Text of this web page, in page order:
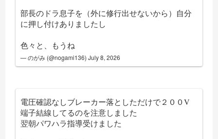
部長のドラ息子を（外に修行出せないから）自分
に押し付けありましたし
色々と、もうね
— のがみ (@nogami136)July 8, 2026
電圧確認なしブレーカー落としただけで２００V
端子結線してるのを注意しました
翌朝パワハラ指導受けました